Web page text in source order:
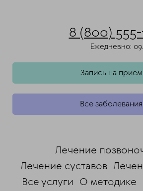
8 (800) 555-
Ежедневно:
Запись на прием
Все заболевания
Лечение
Лечение суставов
Все услуги О методике